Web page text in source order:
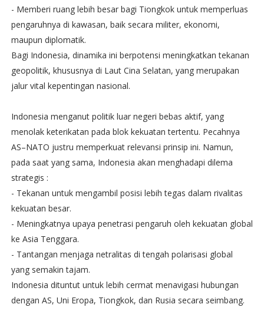
- Memberi ruang lebih besar bagi Tiongkok untuk memperluas
pengaruhnya di kawasan, baik secara militer, ekonomi,
maupun diplomatik.
Bagi Indonesia, dinamika ini berpotensi meningkatkan tekanan
geopolitik, khususnya di Laut Cina Selatan, yang merupakan
jalur vital kepentingan nasional.
Indonesia menganut politik luar negeri bebas aktif, yang
menolak keterikatan pada blok kekuatan tertentu. Pecahnya
AS–NATO justru memperkuat relevansi prinsip ini. Namun,
pada saat yang sama, Indonesia akan menghadapi dilema
strategis :
- Tekanan untuk mengambil posisi lebih tegas dalam rivalitas
kekuatan besar.
- Meningkatnya upaya penetrasi pengaruh oleh kekuatan global
ke Asia Tenggara.
- Tantangan menjaga netralitas di tengah polarisasi global
yang semakin tajam.
Indonesia dituntut untuk lebih cermat menavigasi hubungan
dengan AS, Uni Eropa, Tiongkok, dan Rusia secara seimbang.